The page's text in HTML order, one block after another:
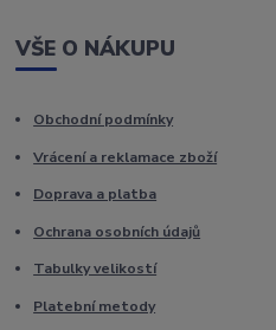
VŠE O NÁKUPU
Obchodní podmínky
Vrácení a reklamace zboží
Doprava a platba
Ochrana osobních údajů
Tabulky velikostí
Platební metody